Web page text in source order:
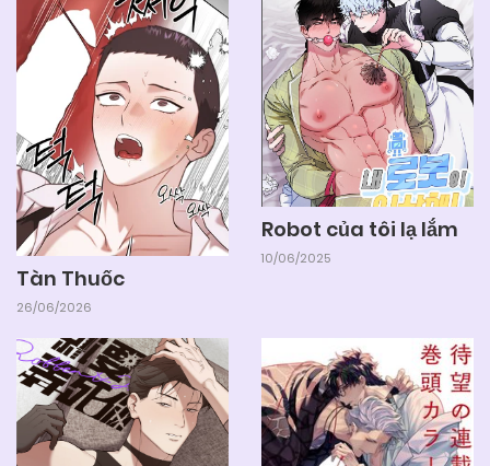
Tàn Thuốc
26/06/2026
Robot của tôi lạ lắm
10/06/2025